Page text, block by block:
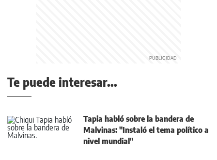
Te puede interesar...
Tapia habló sobre la bandera de
Malvinas: "Instaló el tema político a
nivel mundial"